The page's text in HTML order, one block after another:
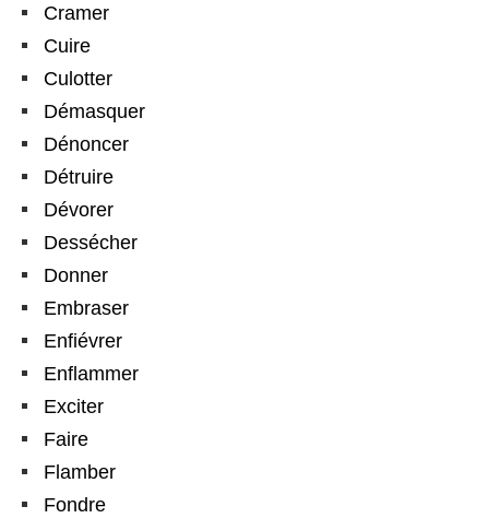
Cramer
Cuire
Culotter
Démasquer
Dénoncer
Détruire
Dévorer
Dessécher
Donner
Embraser
Enfiévrer
Enflammer
Exciter
Faire
Flamber
Fondre